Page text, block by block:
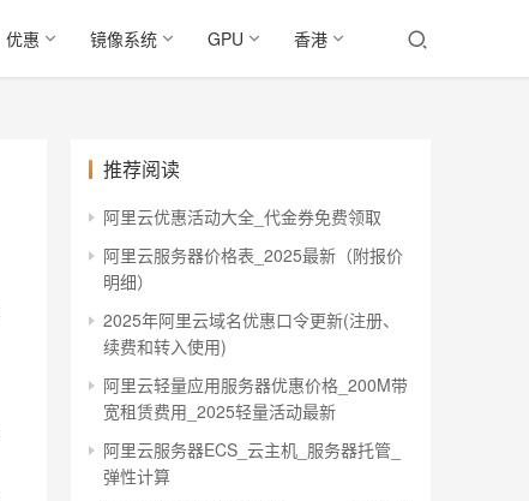
优惠 镜像系统 GPU 香港
推荐阅读
阿里云优惠活动大全_代金券免费领取
阿里云服务器价格表_2025最新（附报价
明细）
2025年阿里云域名优惠口令更新(注册、
续费和转入使用)
阿里云轻量应用服务器优惠价格_200M带
宽租赁费用_2025轻量活动最新
阿里云服务器ECS_云主机_服务器托管_
弹性计算